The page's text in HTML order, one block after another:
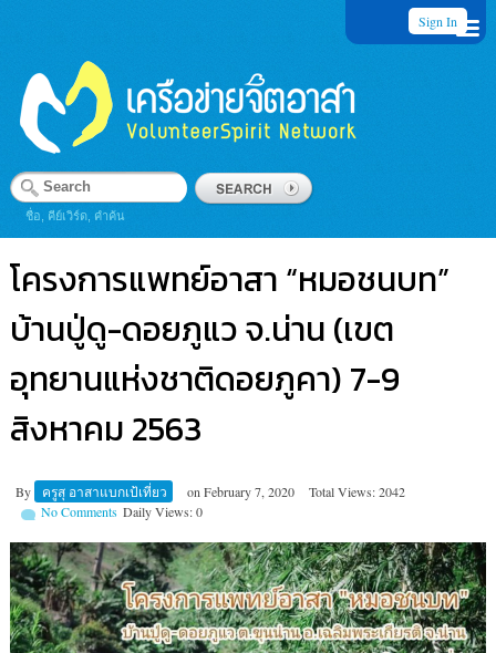
Sign In
ชื่อ, คีย์เวิร์ด, คำค้น
โครงการแพทย์​อาสา “หมอชนบท”
บ้านปู่ดู-ดอยภูแว จ.น่าน (เขต
อุทยานแห่งชาติ​ดอยภูคา)​ 7-9
สิงหาคม​ 2563
By ครูสุ อาสาแบกเป้เที่ยว on February 7, 2020
Total Views: 2042
Daily Views: 0
No Comments